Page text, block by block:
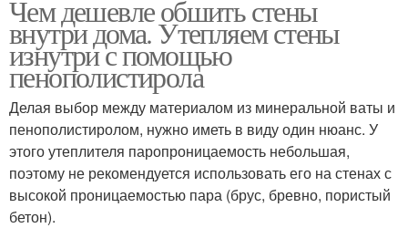
Чем дешевле обшить стены
внутри дома. Утепляем стены
изнутри с помощью
пенополистирола
Делая выбор между материалом из минеральной ваты и
пенополистиролом, нужно иметь в виду один нюанс. У
этого утеплителя паропроницаемость небольшая,
поэтому не рекомендуется использовать его на стенах с
высокой проницаемостью пара (брус, бревно, пористый
бетон).